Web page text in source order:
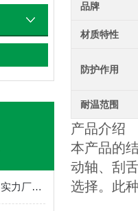
排屑机哪家供应商靠谱，实力厂家为你推荐
品牌
材质特性
防护作用
耐温范围
产品介绍
本产品的
动轴、刮
选择。此